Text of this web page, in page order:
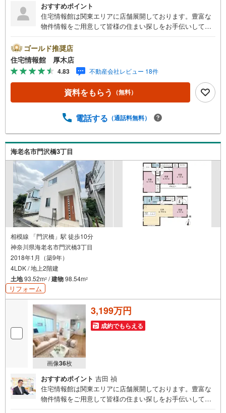
おすすめポイント
住宅情報館は関東エリアに店舗展開しております。豊富な
物件情報をご用意して皆様の住まい探しをお手伝いしてお
さい。【営業時間 10:00～19:00 火曜・水曜（祝日の場
合は営業いたします）】「資料請求」「内覧」のお問い合
わせは上記時間内ですとスムーズにご対応が可能です。ス
タッフ一同お客様のお問合せをお待ちしております。【住
宅ローン相談会】開催中無理のない住宅ローンの試算やご
購入の際にかかる諸費用の概算も行っております。しっか
気軽にご相談ください。お客様第一主義をモット-にお引越
実に努めさせて頂きます。住宅情報館にお越し頂けたら、
物件のご紹介だけではなく、お住まいの疑問、不安、お家
の事ならなんでもご相談いただけます。お客様の要望をお
伺いしながら誠心誠意、全力でサポートさせて頂きます。
お客様一人一人に合わせたライフプランのご提案をさせて
いただきます。お気軽にご相談ください。
ゴールド推奨店
住宅情報館 厚木店
4.83 不動産会社レビュー 18件
資料をもらう （無料）
電話する （通話料無料）
海老名市門沢橋3丁目
相模線 「門沢橋」駅 徒歩10分
神奈川県海老名市門沢橋3丁目
2018年1月（築9年）
4LDK / 地上2階建
土地93.52m2 /建物98.54m2
リフォーム
画像36枚
3,199万円
成約でもらえる
おすすめポイント 吉田 禎
住宅情報館は関東エリアに店舗展開しております。豊富な
物件情報をご用意して皆様の住まい探しをお手伝いしてお